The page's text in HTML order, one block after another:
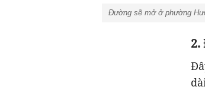
Đường sẽ mở ở phường
2.